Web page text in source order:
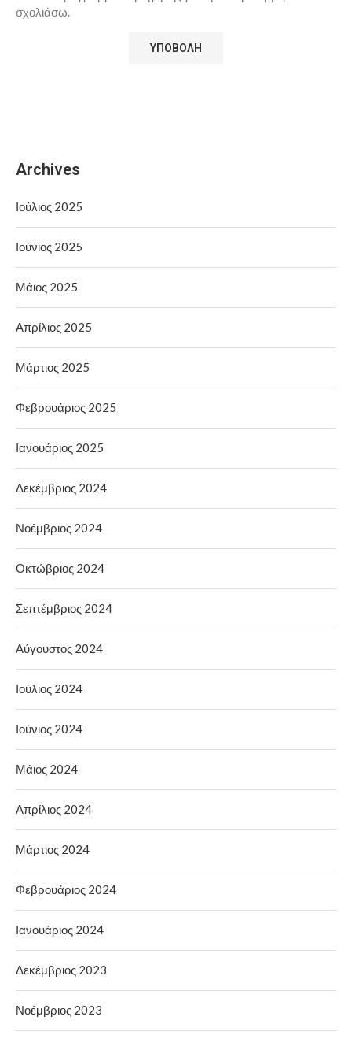
σχολιάσω.
Archives
Ιούλιος 2025
Ιούνιος 2025
Μάιος 2025
Απρίλιος 2025
Μάρτιος 2025
Φεβρουάριος 2025
Ιανουάριος 2025
Δεκέμβριος 2024
Νοέμβριος 2024
Οκτώβριος 2024
Σεπτέμβριος 2024
Αύγουστος 2024
Ιούλιος 2024
Ιούνιος 2024
Μάιος 2024
Απρίλιος 2024
Μάρτιος 2024
Φεβρουάριος 2024
Ιανουάριος 2024
Δεκέμβριος 2023
Νοέμβριος 2023